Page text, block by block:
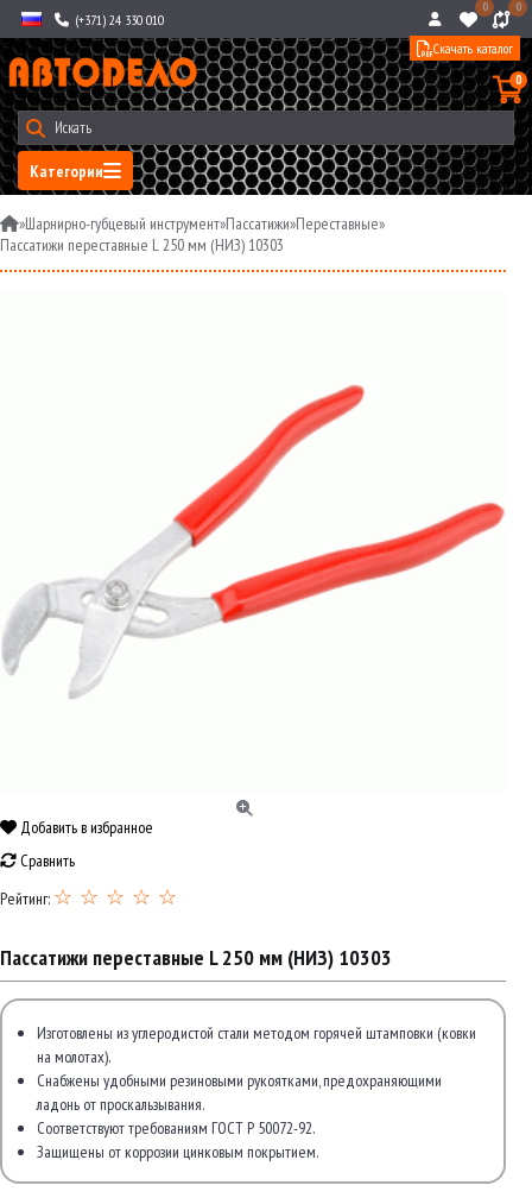
(+371) 24 330 010
0 0
Категории
0
Скачать каталог
»Шарнирно-губцевый инструмент»Пассатижи»Переставные»
Пассатижи переставные L 250 мм (НИЗ) 10303
Добавить в избранное
Сравнить
Рейтинг: ☆ ☆ ☆ ☆ ☆
Пассатижи переставные L 250 мм (НИЗ) 10303
Изготовлены из углеродистой стали методом горячей штамповки (ковки
на молотах).
Снабжены удобными резиновыми рукоятками, предохраняющими
ладонь от проскальзывания.
Соответствуют требованиям ГОСТ Р 50072-92.
Защищены от коррозии цинковым покрытием.